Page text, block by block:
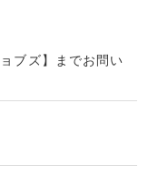
ブズ】までお問い